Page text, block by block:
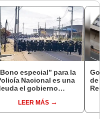
especial” para la
Nacional es una
el gobierno
de Economía
LEER MÁS
de